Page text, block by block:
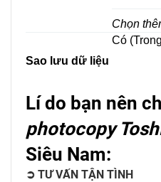
Chọn
Sao lưu dữ liệu
Có
Lí do bạn nên
photocopy
Siêu Nam:
➲ TƯ VẤN TẬN TÌNH